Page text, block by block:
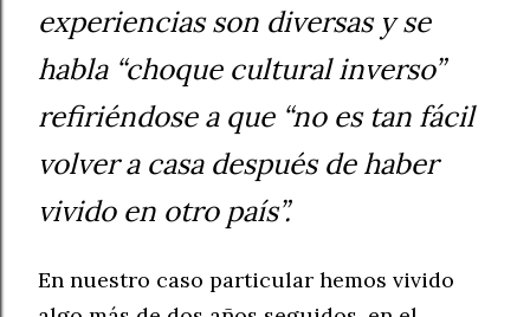
experiencias son diversas y se
habla “choque cultural inverso”
refiriéndose a que “no es tan fácil
volver a casa después de haber
vivido en otro país”.
En nuestro caso particular hemos vivido